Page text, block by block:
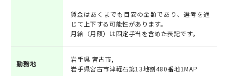
賃金はあくまでも目安の金額であり、選考を通
じて上下する可能性があります。
月給（月額）は固定手当を含めた表記です。
勤務地
岩手県 宮古市,
岩手県宮古市津軽石第13地割480番地1MAP